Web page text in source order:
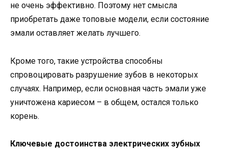
не очень эффективно. Поэтому нет смысла
приобретать даже топовые модели, если состояние
эмали оставляет желать лучшего.
Кроме того, такие устройства способны
спровоцировать разрушение зубов в некоторых
случаях. Например, если основная часть эмали уже
уничтожена кариесом – в общем, остался только
корень.
Ключевые достоинства электрических зубных